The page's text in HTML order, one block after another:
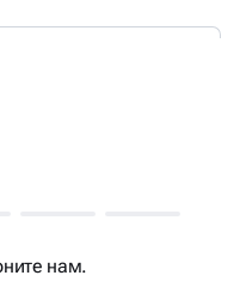
нам.